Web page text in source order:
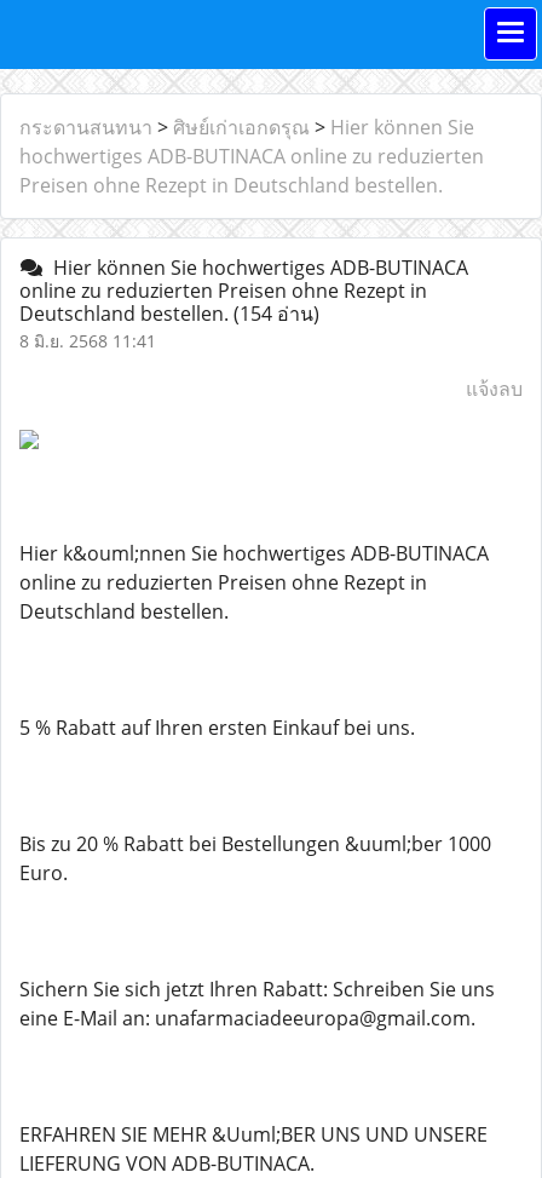
กระดานสนทนา > ศิษย์เก่าเอกดรุณ > Hier können Sie
hochwertiges ADB-BUTINACA online zu reduzierten
Preisen ohne Rezept in Deutschland bestellen.
Hier können Sie hochwertiges ADB-BUTINACA
online zu reduzierten Preisen ohne Rezept in
Deutschland bestellen. (154 อ่าน)
8 มิ.ย. 2568 11:41
แจ้งลบ
Hier k&ouml;nnen Sie hochwertiges ADB-BUTINACA
online zu reduzierten Preisen ohne Rezept in
Deutschland bestellen.
5 % Rabatt auf Ihren ersten Einkauf bei uns.
Bis zu 20 % Rabatt bei Bestellungen &uuml;ber 1000
Euro.
Sichern Sie sich jetzt Ihren Rabatt: Schreiben Sie uns
eine E-Mail an: unafarmaciadeeuropa@gmail.com.
ERFAHREN SIE MEHR &Uuml;BER UNS UND UNSERE
LIEFERUNG VON ADB-BUTINACA.